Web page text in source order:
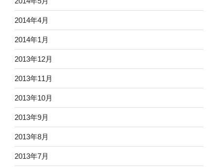
2014年4月
2014年1月
2013年12月
2013年11月
2013年10月
2013年9月
2013年8月
2013年7月